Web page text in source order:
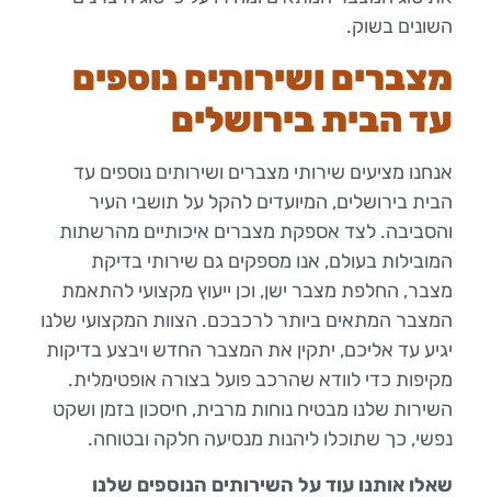
השונים בשוק.
מצברים ושירותים נוספים
עד הבית בירושלים
אנחנו מציעים שירותי מצברים ושירותים נוספים עד
הבית בירושלים, המיועדים להקל על תושבי העיר
והסביבה. לצד אספקת מצברים איכותיים מהרשתות
המובילות בעולם, אנו מספקים גם שירותי בדיקת
מצבר, החלפת מצבר ישן, וכן ייעוץ מקצועי להתאמת
המצבר המתאים ביותר לרכבכם. הצוות המקצועי שלנו
יגיע עד אליכם, יתקין את המצבר החדש ויבצע בדיקות
מקיפות כדי לוודא שהרכב פועל בצורה אופטימלית.
השירות שלנו מבטיח נוחות מרבית, חיסכון בזמן ושקט
נפשי, כך שתוכלו ליהנות מנסיעה חלקה ובטוחה.
שאלו אותנו עוד על השירותים הנוספים שלנו